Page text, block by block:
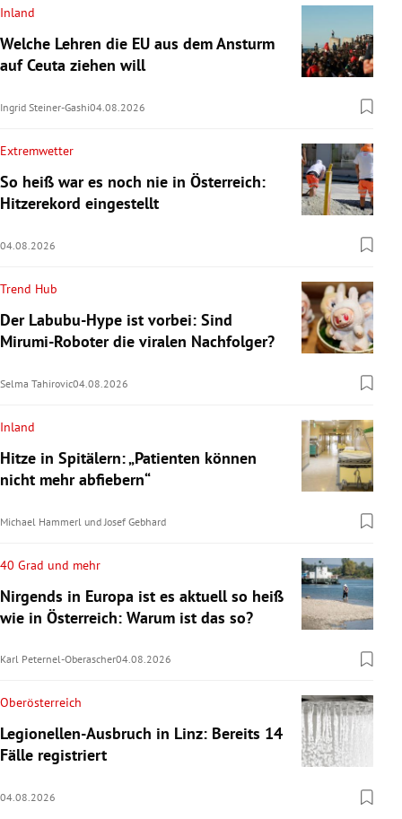
Inland
Welche Lehren die EU aus dem Ansturm
auf Ceuta ziehen will
Ingrid Steiner-Gashi04.08.2026
Extremwetter
So heiß war es noch nie in Österreich:
Hitzerekord eingestellt
04.08.2026
Trend Hub
Der Labubu-Hype ist vorbei: Sind
Mirumi-Roboter die viralen Nachfolger?
Selma Tahirovic04.08.2026
Inland
Hitze in Spitälern: „Patienten können
nicht mehr abfiebern“
Michael Hammerl und Josef Gebhard
40 Grad und mehr
Nirgends in Europa ist es aktuell so heiß
wie in Österreich: Warum ist das so?
Karl Peternel-Oberascher04.08.2026
Oberösterreich
Legionellen-Ausbruch in Linz: Bereits 14
Fälle registriert
04.08.2026